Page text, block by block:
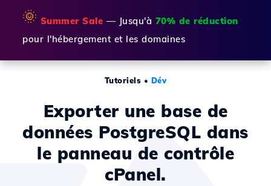
🌞 Summer Sale — Jusqu'à 70% de réduction
pour l'hébergement et les domaines
Tutoriels • Dév
Exporter une base de
données PostgreSQL dans
le panneau de contrôle
cPanel.